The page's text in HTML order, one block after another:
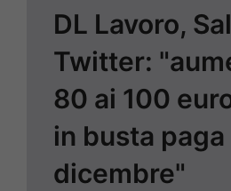
DL Lavoro,
Twitter:
80 ai 100
in busta
dicembre"